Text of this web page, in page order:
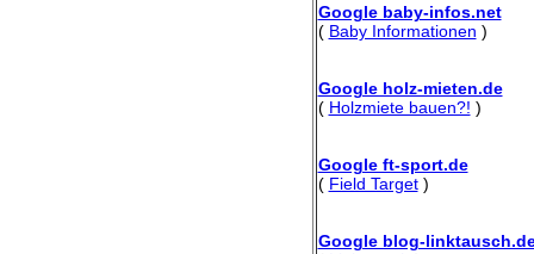
Google baby-infos.net
( Baby Informationen )
Google holz-mieten.de
( Holzmiete bauen?! )
Google ft-sport.de
( Field Target)
Google blog-